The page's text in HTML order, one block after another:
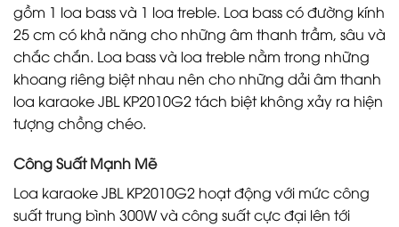
gồm 1 loa bass và 1 loa treble. Loa bass có đường kính
25 cm có khả năng cho những âm thanh trầm, sâu và
chắc chắn. Loa bass và loa treble nằm trong những
khoang riêng biệt nhau nên cho những dải âm thanh
loa karaoke JBL KP2010G2 tách biệt không xảy ra hiện
tượng chồng chéo.
Công Suất Mạnh Mẽ
Loa karaoke JBL KP2010G2 hoạt động với mức công
suất trung bình 300W và công suất cực đại lên tới